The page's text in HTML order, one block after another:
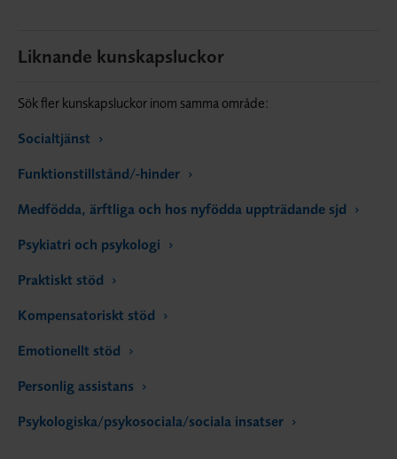
Liknande kunskapsluckor
Sök fler kunskapsluckor inom samma område:
Socialtjänst
Funktionstillstånd/-hinder
Medfödda, ärftliga och hos nyfödda uppträdande sjd
Psykiatri och psykologi
Praktiskt stöd
Kompensatoriskt stöd
Emotionellt stöd
Personlig assistans
Psykologiska/psykosociala/sociala insatser